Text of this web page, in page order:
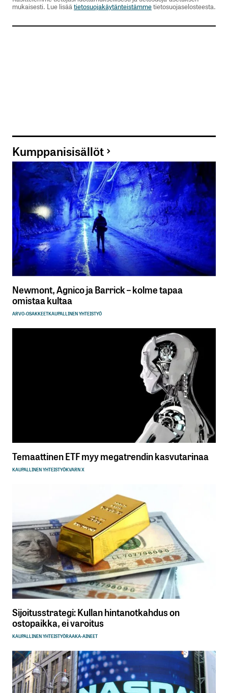
mukaisesti. Lue lisää tietosuojakäytänteistämmetietosuojaselosteesta.
Kumppanisisällöt
Newmont, Agnico ja Barrick – kolme tapaa
omistaa kultaa
ARVO-OSAKKEETKAUPALLINEN YHTEISTYÖ
Temaattinen ETF myy megatrendin kasvutarinaa
KAUPALLINEN YHTEISTYÖKVARN X
Sijoitusstrategi: Kullan hintanotkahdus on
ostopaikka, ei varoitus
KAUPALLINEN YHTEISTYÖRAAKA-AINEET